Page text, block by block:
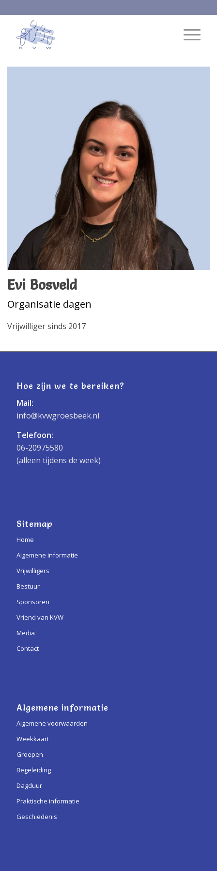
Evi Bosveld
Organisatie dagen
Vrijwilliger sinds 2017
Hoe zijn we te bereiken?
Mail:
info@kvwgroesbeek.nl
Telefoon:
06-20975580
(alleen tijdens de week)
Sitemap
Home
Algemene informatie
Vrijwilligers
Bestuur
Sponsoren
Vriend van KVW
Media
Contact
Algemene informatie
Algemene voorwaarden
Weekkaart
Groepen
Begeleiding
Dagduur
Praktische informatie
Geschiedenis